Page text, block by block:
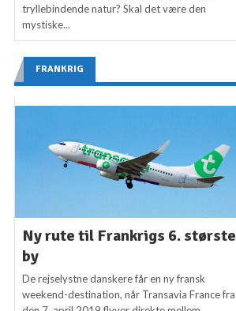
tryllebindende natur? Skal det være den
mystiske...
FRANKRIG
Ny rute til Frankrigs 6. største
by
De rejselystne danskere får en ny fransk
weekend-destination, når Transavia France fra